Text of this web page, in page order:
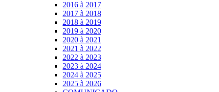
2016 à 2017
2017 à 2018
2018 à 2019
2019 à 2020
2020 à 2021
2021 à 2022
2022 à 2023
2023 à 2024
2024 à 2025
2025 à 2026